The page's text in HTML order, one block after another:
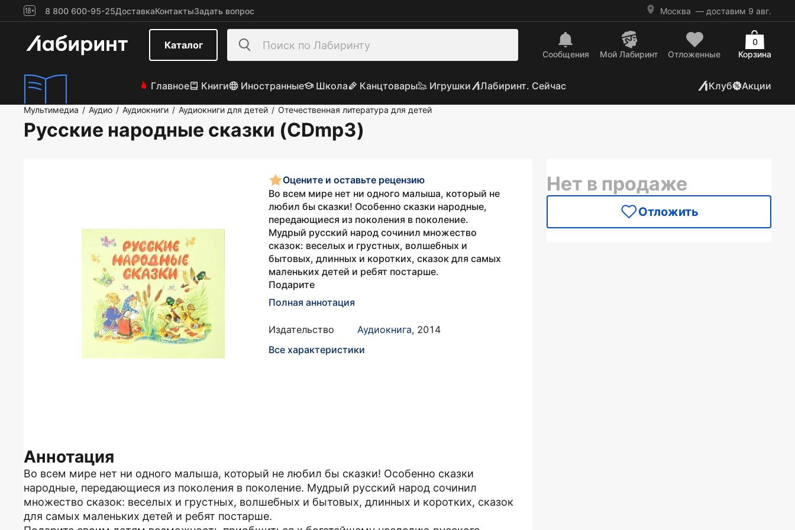
8 800 600-95-25ДоставкаКонтактыЗадать вопрос Москва — доставим 9 авг.
Каталог
Сообщения Mой Лабиринт Отложенные Корзина
0
Главное Книги Иностранные Школа Канцтовары Игрушки Лабиринт. Сейчас Клуб Акции
Мультимедиа / Аудио / Аудиокниги / Аудиокниги для детей / Отечественная литература для детей
Русские народные сказки (CDmp3)
Оцените и оставьте рецензию
Во всем мире нет ни одного малыша, который не
любил бы сказки! Особенно сказки народные,
передающиеся из поколения в поколение.
Мудрый русский народ сочинил множество
сказок: веселых и грустных, волшебных и
бытовых, длинных и коротких, сказок для самых
маленьких детей и ребят постарше.
Подарите
Полная аннотация
Издательство Аудиокнига, 2014
Все характеристики
Аннотация
Во всем мире нет ни одного малыша, который не любил бы сказки! Особенно сказки
народные, передающиеся из поколения в поколение. Мудрый русский народ сочинил
множество сказок: веселых и грустных, волшебных и бытовых, длинных и коротких, сказок
для самых маленьких детей и ребят постарше.
Нет в продаже
Отложить